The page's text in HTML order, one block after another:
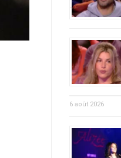
6 août 2026